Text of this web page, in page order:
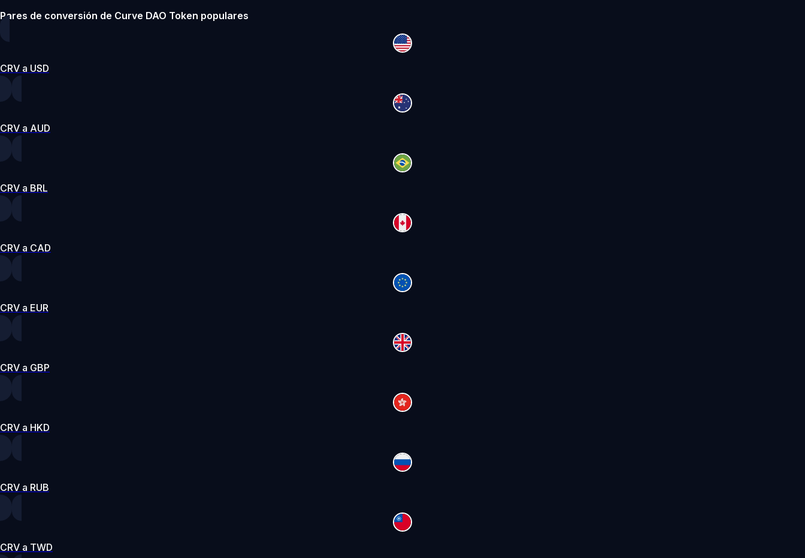
Pares de conversión de Curve DAO Token populares
CRV a USD
CRV a AUD
CRV a BRL
CRV a CAD
CRV a EUR
CRV a GBP
CRV a HKD
CRV a RUB
CRV a TWD